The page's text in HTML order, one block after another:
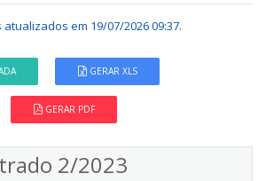
em 19/07/2026 09:37.
GERAR XLS
GERAR PDF
2/2023